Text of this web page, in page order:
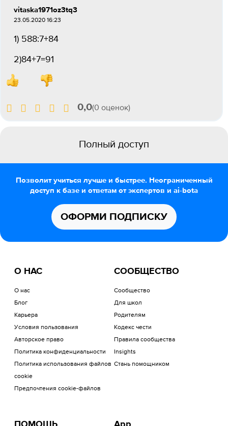
vitaska1971oz3tq3
23.05.2020 16:23
1) 588:7+84
2)84+7=91
0,0(0 оценок)
Полный доступ
Позволит учиться лучше и быстрее. Неограниченный
доступ к базе и ответам от экспертов и ai-bota
ОФОРМИ ПОДПИСКУ
О НАС
О нас
Блог
Карьера
Условия пользования
Авторское право
Политика конфиденциальности
Политика использования файлов
cookie
Предпочтения cookie-файлов
СООБЩЕСТВО
Сообщество
Для школ
Родителям
Кодекс чести
Правила сообщества
Insights
Стань помощником